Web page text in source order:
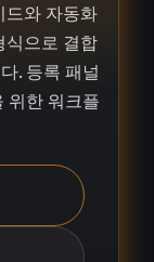
와 자동화
식으로 결합
. 등록 패널
위한 워크플